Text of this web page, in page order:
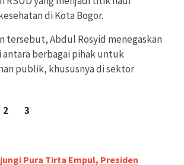
di Kota Bogor.
tersebut, Abdul Rosyid menegaskan
antara berbagai pihak untuk
publik, khususnya di sektor
2 3
Pura Tirta Empul, Presiden